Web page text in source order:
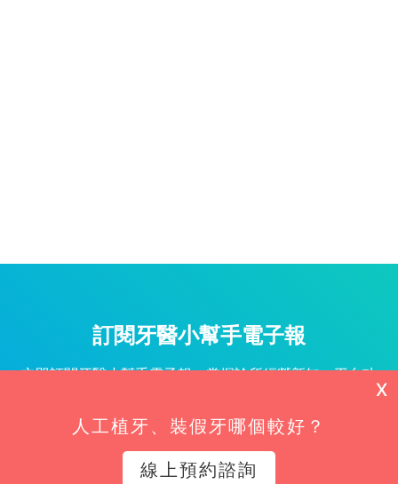
訂閱牙醫小幫手電子報
立即訂閱牙醫小幫手電子報，掌握診所經營新知、平台功
人工植牙、裝假牙哪個較好？
線上預約諮詢
X